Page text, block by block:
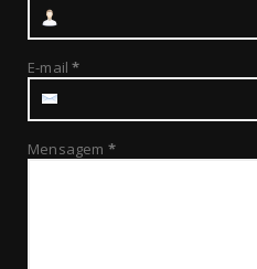
E-mail*
Mensagem *